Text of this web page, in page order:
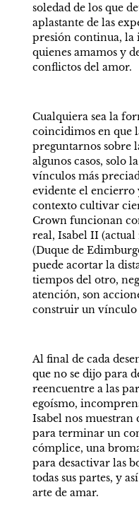
soledad de los que
aplastante de las
presión continua, la
quienes amamos y
conflictos del amor.
Cualquiera sea la
coincidimos en que
preguntarnos sobre
algunos casos, solo
vínculos más
evidente el encierro
contexto cultivar
Crown funcionan
real, Isabel II
(Duque de
puede acortar la
tiempos del otro,
atención, son
construir un vínculo
Al final de cada
que no se dijo para
reencuentre a las
egoísmo,
Isabel nos muestran
para terminar un
cómplice, una
para desactivar las
todas sus partes, y
arte de amar.